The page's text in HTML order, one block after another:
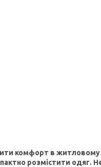
комфорт в житловому
розмістити одяг.